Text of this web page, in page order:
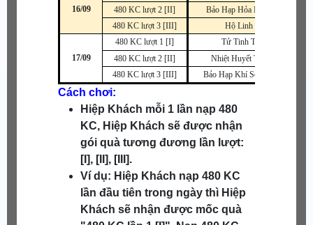
16/09
480 KC lượt 2 [II]
Bảo Hạp Hỏa Huyết SR
480 KC lượt 3 [III]
Hộ Linh Phù
17/09
480 KC lượt 1 [I]
Tử Tinh Thạch
480 KC lượt 2 [II]
Nhiệt Huyết Thạch B
480 KC lượt 3 [III]
Bảo Hạp Khí Sơ Phụng S
Cách chơi:
Hiệp Khách mỗi 1 lần nạp 480
KC, Hiệp Khách sẽ được nhận
gói quà tương đương lần lượt:
[I], [II], [III].
Ví dụ: Hiệp Khách nạp 480 KC
lần đầu tiên trong ngày thì Hiệp
Khách sẽ nhận được mốc quà